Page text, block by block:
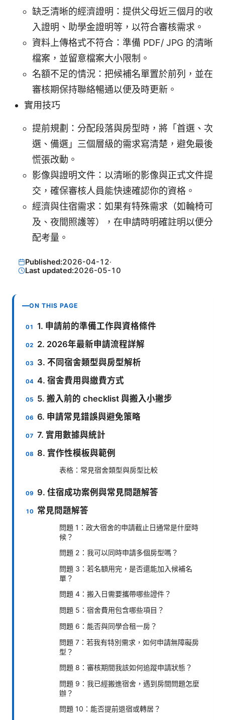
缺乏清晰的經濟證明：提供父母近三個月的收
入證明、助學金證明等，以符合審核需求。
資料上傳格式不符合：準備 PDF/ JPG 的清晰
檔案，並留意檔案大小限制。
名額不足的情況：把候補名單置於前列，並在
審核期保持聯絡暢通以便及時更新。
實用技巧
提前規劃：分配段落與房型時，將「首選、次
選、備選」三個層級的需求寫清楚，避免最後
慌張改動。
影像與證明文件：以清晰的影像與正式文件提
交，確保審核人員能快速確認你的資格。
經濟與住宿需求：如果有特殊需求（如輪椅可
及、夜間照護等），在申請時明確註明以便分
配考量。
Published:2026-04-12·
Last updated:2026-05-10
ON THIS PAGE
1. 申請前的準備工作與資格條件
2. 2026年最新申請流程詳解
3. 不同宿舍類型與房型解析
4. 宿舍費用與繳費方式
5. 搬入前的 checklist 與搬入小撇步
6. 申請常見錯誤與避免策略
7. 實用數據與統計
8. 實作性模板與範例
表格：常見宿舍類型與房型比較
9. 住宿成功案例與常見問題解答
常見問題解答
問題 1：政大宿舍的申請截止日通常是什麼時
候？
問題 2：我可以同時申請多個房型嗎？
問題 3：若名額用完，是否還能加入候補名
單？
問題 4：搬入日需要攜帶哪些證件？
問題 5：宿舍費用包含哪些項目？
問題 6：能否與同學合租一房？
問題 7：若我有特別需求，如何申請無障礙房
型？
問題 8：審核期間我該如何追蹤申請狀態？
問題 9：我已經搬進宿舍，遇到房間問題怎麼
辦？
問題 10：能否提前退宿或轉居？